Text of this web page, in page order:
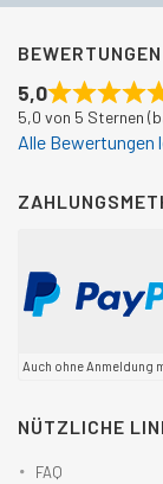
BEWERTUNGEN
5,0
5,0 von 5 Sternen
Alle Bewertungen
Auch ohne Anmeldung
NÜTZLICHE
FAQ